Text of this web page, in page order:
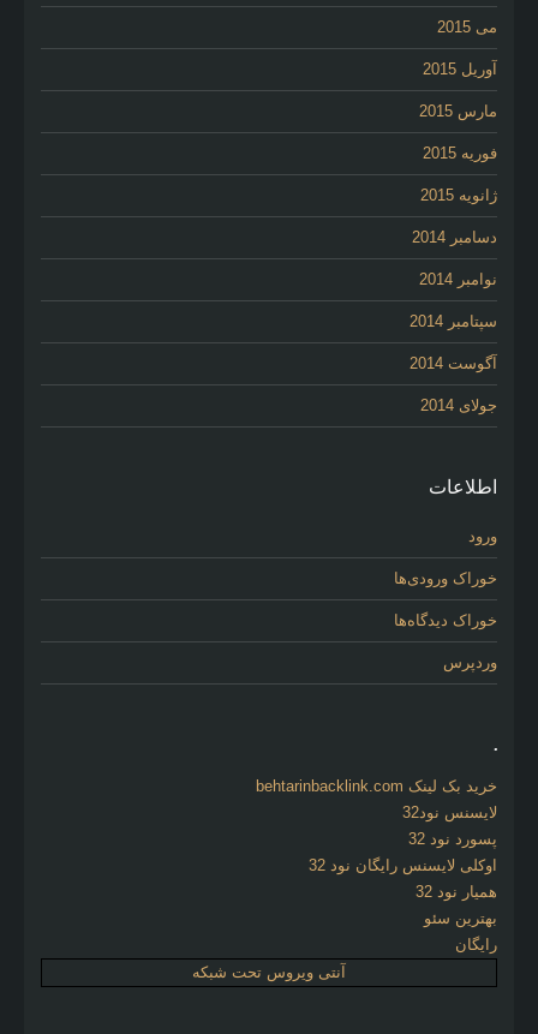
می 2015
آوریل 2015
مارس 2015
فوریه 2015
ژانویه 2015
دسامبر 2014
نوامبر 2014
سپتامبر 2014
آگوست 2014
جولای 2014
اطلاعات
ورود
خوراک ورودی‌ها
خوراک دیدگاه‌ها
وردپرس
.
خرید بک لینک behtarinbacklink.com
لایسنس نود32
پسورد نود 32
اوکلی لایسنس رایگان نود 32
همیار نود 32
بهترین سئو
رایگان
آنتی ویروس تحت شبکه